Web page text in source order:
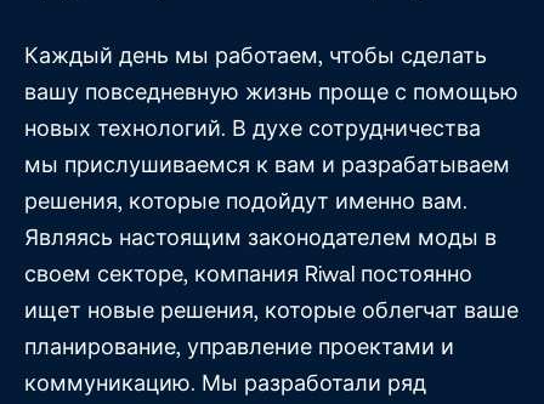
Каждый день мы работаем, чтобы сделать
вашу повседневную жизнь проще с помощью
новых технологий. В духе сотрудничества
мы прислушиваемся к вам и разрабатываем
решения, которые подойдут именно вам.
Являясь настоящим законодателем моды в
своем секторе, компания Riwal постоянно
ищет новые решения, которые облегчат ваше
планирование, управление проектами и
коммуникацию. Мы разработали ряд